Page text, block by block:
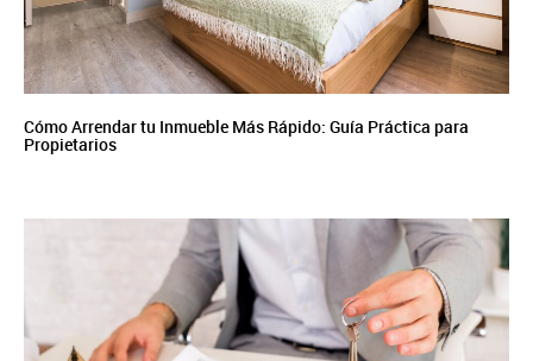
Cómo Arrendar tu Inmueble Más Rápido: Guía Práctica para
Propietarios